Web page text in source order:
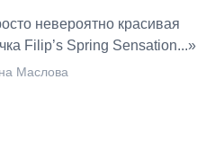
невероятно красивая
Filip’s Spring Sensation...»
Маслова